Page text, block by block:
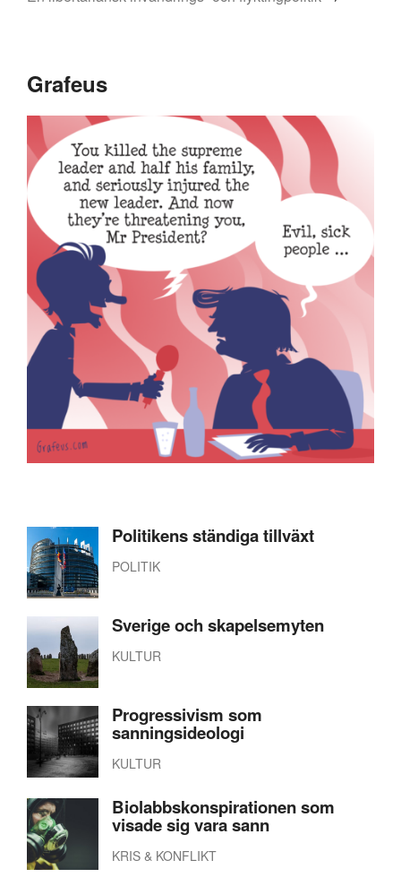
Grafeus
Politikens ständiga tillväxt
POLITIK
Sverige och skapelsemyten
KULTUR
Progressivism som
sanningsideologi
KULTUR
Biolabbskonspirationen som
visade sig vara sann
KRIS & KONFLIKT